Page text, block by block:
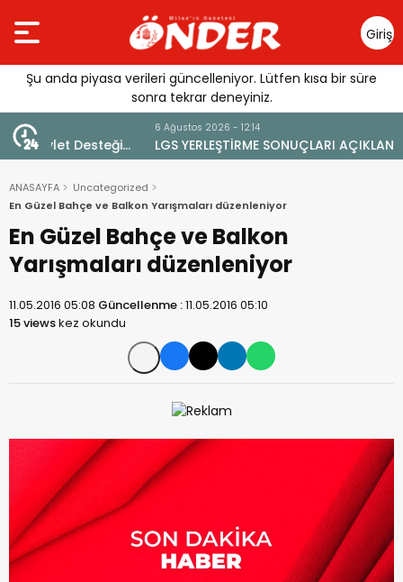
Giriş
Yap
Şu anda piyasa verileri güncelleniyor. Lütfen kısa bir süre
sonra tekrar deneyiniz.
6 Ağustos 2026 - 12:14
LGS YERLEŞTİRME SONUÇLARI AÇIKLANDI
ANASAYFA
Uncategorized
En Güzel Bahçe ve Balkon Yarışmaları düzenleniyor
En Güzel Bahçe ve Balkon
Yarışmaları düzenleniyor
11.05.2016 05:08 Güncellenme :11.05.2016 05:10
15 viewskez okundu